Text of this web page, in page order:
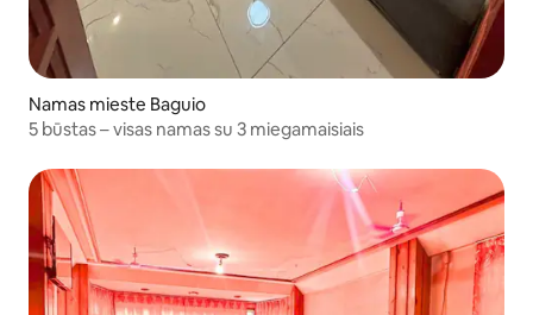
Namas mieste Baguio
5 būstas – visas namas su 3 miegamaisiais